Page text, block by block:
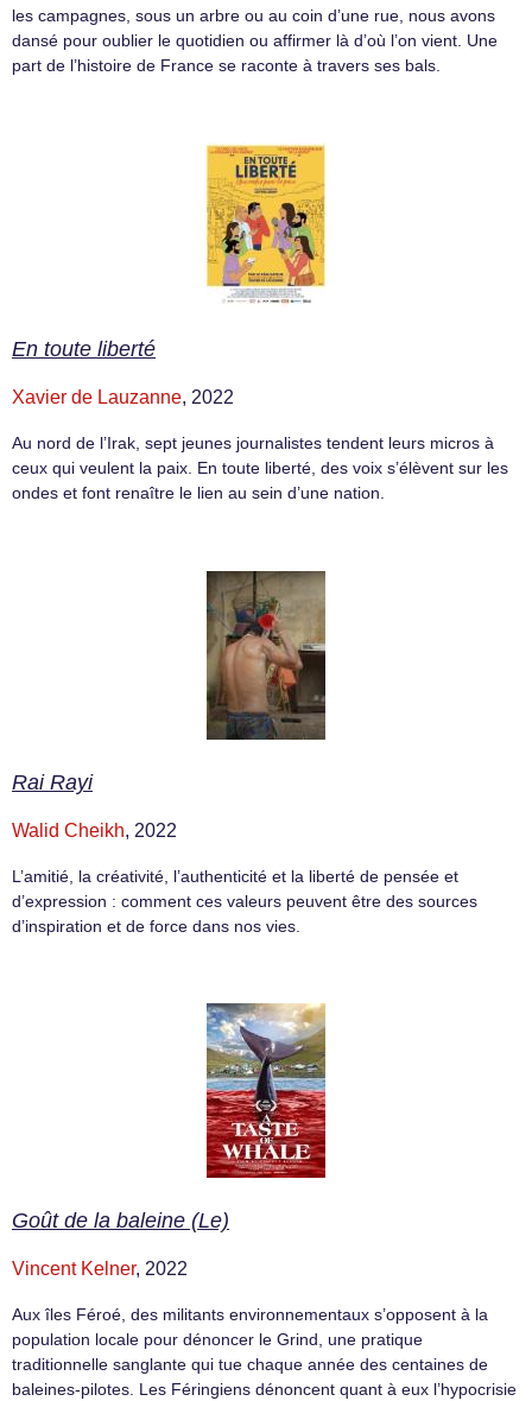
les campagnes, sous un arbre ou au coin d’une rue, nous avons
dansé pour oublier le quotidien ou affirmer là d’où l’on vient. Une
part de l’histoire de France se raconte à travers ses bals.
En toute liberté
Xavier de Lauzanne, 2022
Au nord de l’Irak, sept jeunes journalistes tendent leurs micros à
ceux qui veulent la paix. En toute liberté, des voix s’élèvent sur les
ondes et font renaître le lien au sein d’une nation.
Rai Rayi
Walid Cheikh, 2022
L’amitié, la créativité, l’authenticité et la liberté de pensée et
d’expression : comment ces valeurs peuvent être des sources
d’inspiration et de force dans nos vies.
Goût de la baleine (Le)
Vincent Kelner, 2022
Aux îles Féroé, des militants environnementaux s’opposent à la
population locale pour dénoncer le Grind, une pratique
traditionnelle sanglante qui tue chaque année des centaines de
baleines-pilotes. Les Féringiens dénoncent quant à eux l’hypocrisie